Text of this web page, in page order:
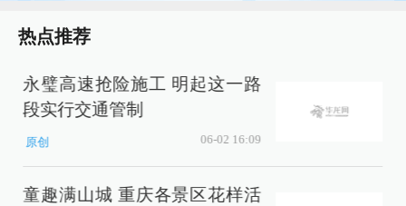
热点推荐
永璧高速抢险施工 明起这一路
段实行交通管制
原创 06-02 16:09
童趣满山城 重庆各景区花样活